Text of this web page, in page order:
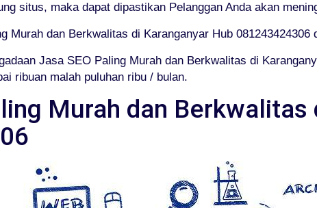
situs, maka dapat dipastikan Pelanggan Anda akan
Murah dan Berkwalitas di Karanganyar Hub 081243424306
Jasa SEO Paling Murah dan Berkwalitas di
ribuan malah puluhan ribu / bulan.
Murah dan Berkwalitas